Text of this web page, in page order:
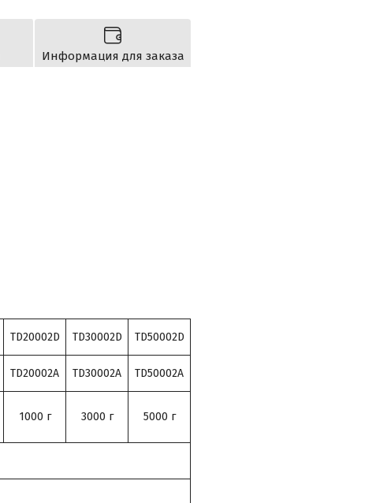
Информация для заказа
TD20002D TD30002D TD50002D
TD20002A TD30002A TD50002A
1000 г 3000 г 5000 г